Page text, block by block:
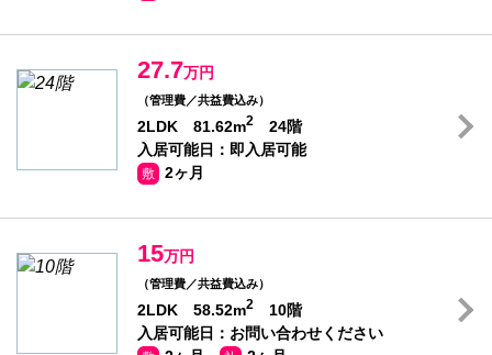
27.7万円
（管理費／共益費込み）
2LDK 81.62m2
24階
入居可能日：即入居可能
敷 2ヶ月
15万円
（管理費／共益費込み）
2LDK 58.52m2
10階
入居可能日：お問い合わせください